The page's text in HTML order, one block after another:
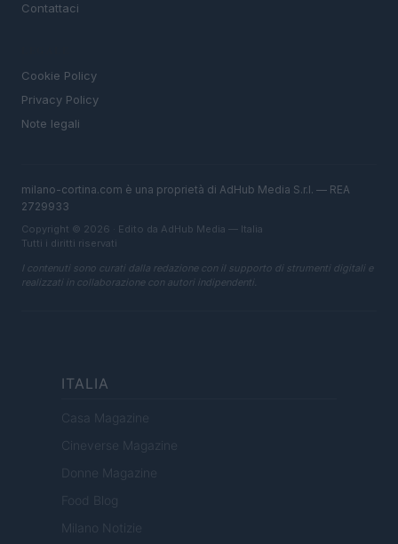
Contattaci
Cookie Policy
Privacy Policy
Note legali
milano-cortina.com è una proprietà di AdHub Media S.r.l. — REA
2729933
Copyright © 2026 · Edito da AdHub Media — Italia
Tutti i diritti riservati
I contenuti sono curati dalla redazione con il supporto di strumenti digitali e
realizzati in collaborazione con autori indipendenti.
ITALIA
Casa Magazine
Cineverse Magazine
Donne Magazine
Food Blog
Milano Notizie